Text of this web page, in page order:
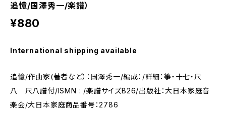
追憶/国澤秀一/楽譜）
¥880
International shipping available
追憶/作曲家(著者など）：国澤秀一/編成：/詳細：箏・十七・尺
八 尺八譜付/ISMN : /楽譜サイズB26/出版社：大日本家庭音
楽会/大日本家庭商品番号：2786